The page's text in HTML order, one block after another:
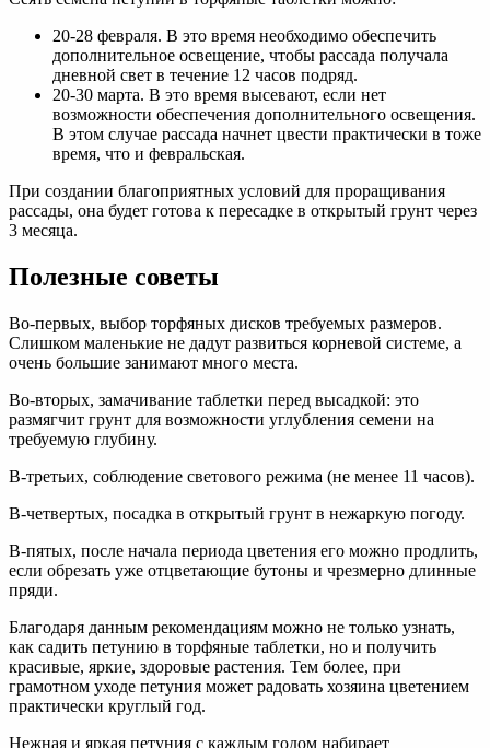
20-28 февраля. В это время необходимо обеспечить
дополнительное освещение, чтобы рассада получала
дневной свет в течение 12 часов подряд.
20-30 марта. В это время высевают, если нет
возможности обеспечения дополнительного освещения.
В этом случае рассада начнет цвести практически в тоже
время, что и февральская.
При создании благоприятных условий для проращивания
рассады, она будет готова к пересадке в открытый грунт через
3 месяца.
Полезные советы
Во-первых, выбор торфяных дисков требуемых размеров.
Слишком маленькие не дадут развиться корневой системе, а
очень большие занимают много места.
Во-вторых, замачивание таблетки перед высадкой: это
размягчит грунт для возможности углубления семени на
требуемую глубину.
В-третьих, соблюдение светового режима (не менее 11 часов).
В-четвертых, посадка в открытый грунт в нежаркую погоду.
В-пятых, после начала периода цветения его можно продлить,
если обрезать уже отцветающие бутоны и чрезмерно длинные
пряди.
Благодаря данным рекомендациям можно не только узнать,
как садить петунию в торфяные таблетки, но и получить
красивые, яркие, здоровые растения. Тем более, при
грамотном уходе петуния может радовать хозяина цветением
практически круглый год.
Нежная и яркая петуния с каждым годом набирает